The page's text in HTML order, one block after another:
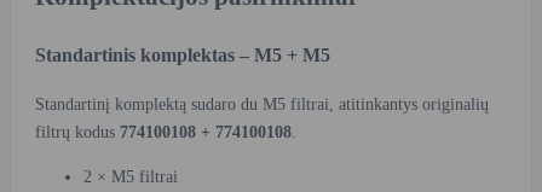
Standartinis komplektas – M5 + M5
Standartinį komplektą sudaro du M5 filtrai, atitinkantys originalių
filtrų kodus 774100108 + 774100108.
2 × M5 filtrai